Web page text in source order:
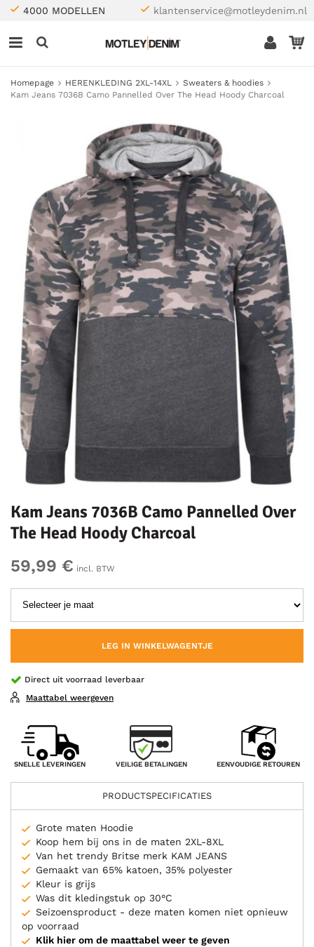
4000 MODELLEN klantenservice@motleydenim.nl
Homepage HERENKLEDING 2XL-14XL
Sweaters & hoodies
Kam Jeans 7036B Camo Pannelled Over The Head Hoody Charcoal
Kam Jeans 7036B Camo Pannelled Over
The Head Hoody Charcoal
59,99 € incl. BTW
LEG IN WINKELWAGENTJE
Direct uit voorraad leverbaar
Maattabel weergeven
SNELLE LEVERINGEN VEILIGE BETALINGEN EENVOUDIGE RETOUREN
PRODUCTSPECIFICATIES
Grote maten Hoodie
Koop hem bij ons in de maten 2XL-8XL
Van het trendy Britse merk KAM JEANS
Gemaakt van 65% katoen, 35% polyester
Kleur is grijs
Was dit kledingstuk op 30°C
Seizoensproduct - deze maten komen niet opnieuw
op voorraad
Klik hier om de maattabel weer te geven